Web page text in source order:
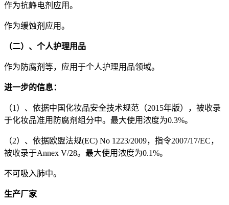
作为抗静电剂应用。
作为缓蚀剂应用。
（二）、个人护理用品
作为防腐剂等，应用于个人护理用品领域。
进一步的信息：
（1）、依据中国化妆品安全技术规范（2015年版），被收录
于化妆品准用防腐剂组分中。最大使用浓度为0.3%。
（2）、依据欧盟法规(EC) No 1223/2009，指令2007/17/EC，
被收录于Annex V/28。最大使用浓度为0.1%。
不可吸入肺中。
生产厂家